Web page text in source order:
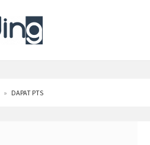
» DAPAT PTS